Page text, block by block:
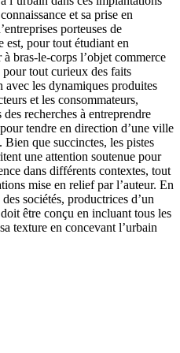
et sa prise en
porteuses de
est, pour tout étudiant en
bras‑le‑corps l’objet commerce
tout curieux des faits
avec les dynamiques produites
et les consommateurs,
recherches à entreprendre
tendre en direction d’une ville
que succinctes, les pistes
une attention soutenue pour
dans différents contextes, tout
mise en relief par l’auteur. En
sociétés, productrices d’un
être conçu en incluant tous les
texture en concevant l’urbain